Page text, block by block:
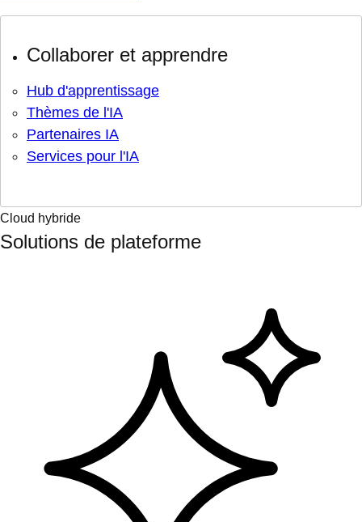
Collaborer et apprendre
Hub d'apprentissage
Thèmes de l'IA
Partenaires IA
Services pour l'IA
Cloud hybride
Solutions de plateforme